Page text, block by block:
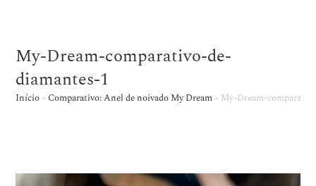
My-Dream-comparativo-de-
diamantes-1
Início » Comparativo: Anel de noivado My Dream » My-Dream-
Tocador